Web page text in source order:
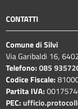
CONTATTI
Comune di Silvi
Via Garibaldi 16,
Telefono:085
Codice Fiscale:
Partita IVA:
PEC: